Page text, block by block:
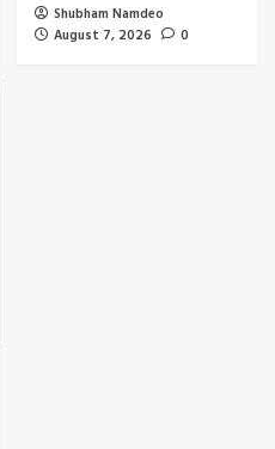
Shubham Namdeo
August 7, 2026
0